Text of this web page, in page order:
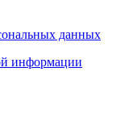
данных
информации